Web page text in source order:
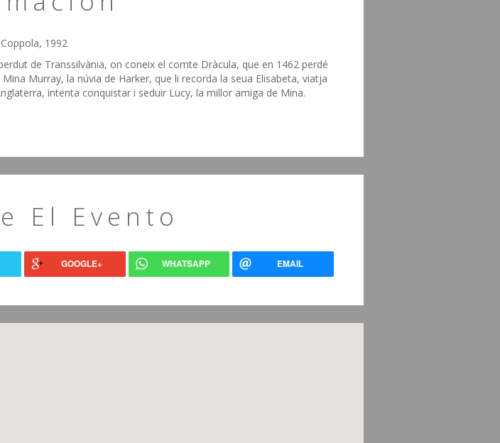
1992
de Transsilvània, on coneix el comte Dràcula, que en 1462 perdé
Murray, la núvia de Harker, que li recorda la seua Elisabeta, viatja
intenta conquistar i seduir Lucy, la millor amiga de Mina.
El Evento
GOOGLE+ WHATSAPP EMAIL